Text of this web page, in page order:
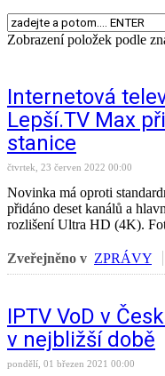
Zobrazení položek podle
Internetová
Lepší.TV Max
stanice
čtvrtek, 23 červen 2022 00:00
Novinka má oproti
přidáno deset kanálů a
rozlišení Ultra HD (4K).
Zveřejněno v ZPRÁVY
IPTV VoD v
v nejbližší době
pondělí, 01 březen 2021 00:00